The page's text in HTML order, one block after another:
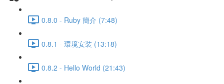
0.8.0 - Ruby 簡介 (7:48)
0.8.1 - 環境安裝 (13:18)
0.8.2 - Hello World (21:43)